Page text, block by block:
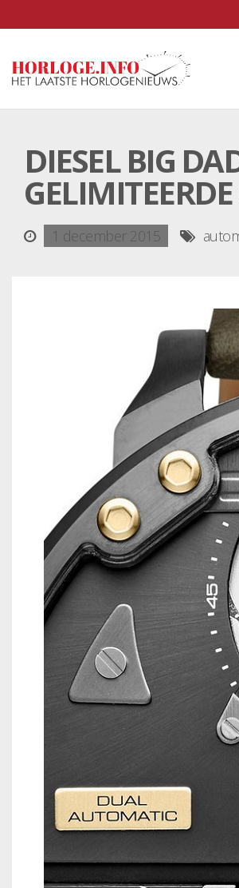
DIESEL BIG
1 december 2015